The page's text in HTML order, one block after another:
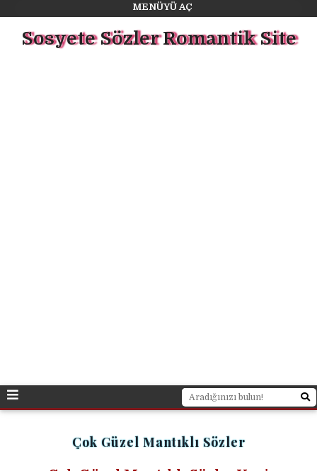
MENÜYÜ AÇ
Sosyete Sözler Romantik Site
Çok Güzel Mantıklı Sözler